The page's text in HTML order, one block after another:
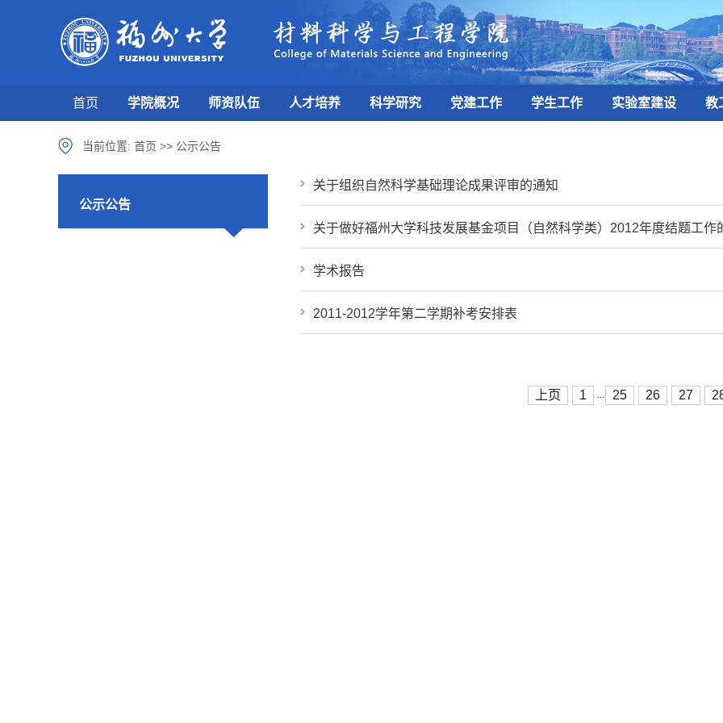
首页 学院概况 师资队伍 人才培养 科学研究 党建工作 学生工作 实验室建设 教
当前位置: 首页 >> 公示公告
公示公告
关于组织自然科学基础理论成果评审的通知
关于做好福州大学科技发展基金项目（自然科学类）2012年度结题工作
学术报告
2011-2012学年第二学期补考安排表
上页 1 25 26 27